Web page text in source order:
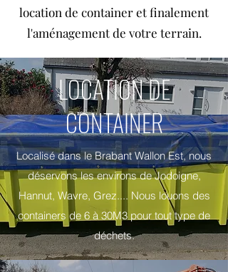
location de container et finalement
l'aménagement de votre terrain.
LOCATION DE
CONTAINER
Localisé dans le Brabant Wallon Est, nous
déservons les environs de Jodoigne,
Hannut, Wavre, Grez.... Nous louons des
containers de 6 à 30M3 pour tout type de
déchets.